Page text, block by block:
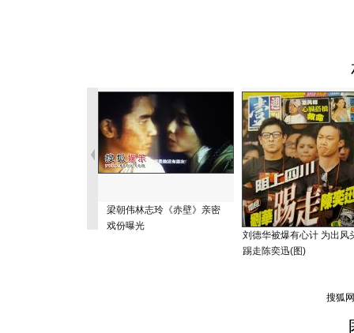
梁朝伟林志玲《赤壁》亲密
戏份曝光
刘德华被爆有心计 为出风
踢走陈奕迅(图)